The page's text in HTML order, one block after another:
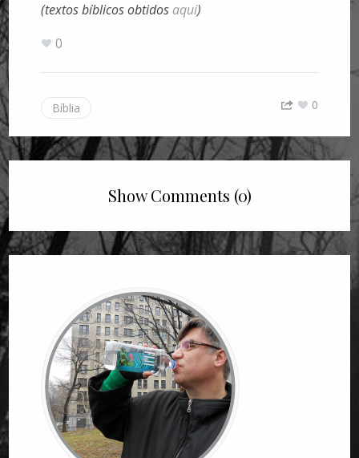
(textos bíblicos obtidos aqui)
0
Bíblia 0
Show Comments (0)